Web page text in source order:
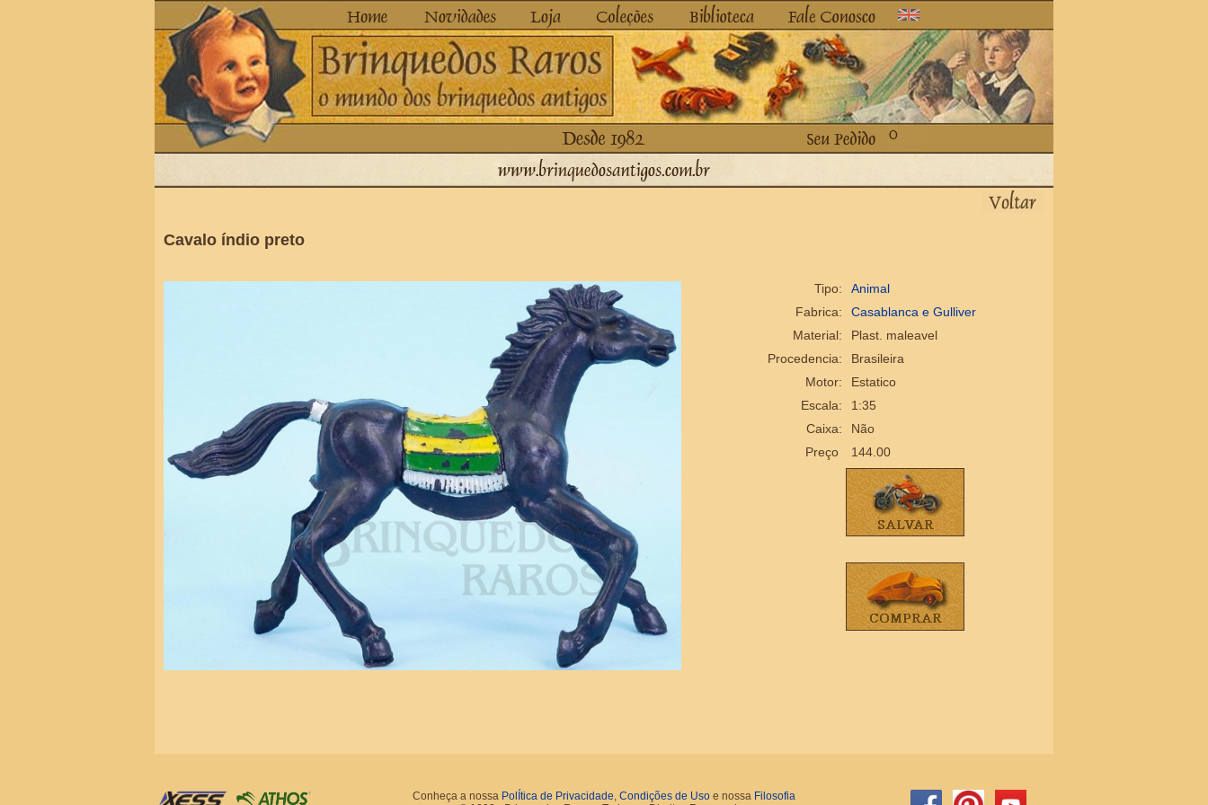
Cavalo índio preto
Tipo:
Animal
Fabrica:
Casablanca e Gulliver
Material:
Plast. maleavel
Procedencia:
Brasileira
Motor:
Estatico
Escala:
1:35
Caixa:
Não
Preço
144.00
Conheça a nossa PolÍtica de Privacidade, Condições de Uso e nossa Filosofia